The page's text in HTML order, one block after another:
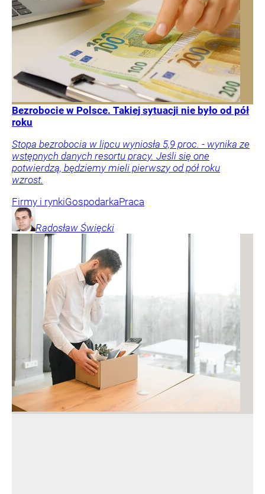
Bezrobocie w Polsce. Takiej sytuacji nie było od pół
roku
Stopa bezrobocia w lipcu wyniosła 5,9 proc. - wynika ze
wstępnych danych resortu pracy. Jeśli się one
potwierdzą, będziemy mieli pierwszy od pół roku
wzrost.
Firmy i rynkiGospodarkaPraca
Radosław Święcki